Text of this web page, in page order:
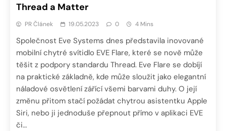
Thread a Matter
PR Článek 19.05.2023 0 4 Mins
Společnost Eve Systems dnes představila inovované
mobilní chytré svítidlo EVE Flare, které se nově může
těšit z podpory standardu Thread. Eve Flare se dobíjí
na praktické základně, kde může sloužit jako elegantní
náladové osvětlení zářící všemi barvami duhy. O její
změnu přitom stačí požádat chytrou asistentku Apple
Siri, nebo ji jednoduše přepnout přímo v aplikaci EVE
či…